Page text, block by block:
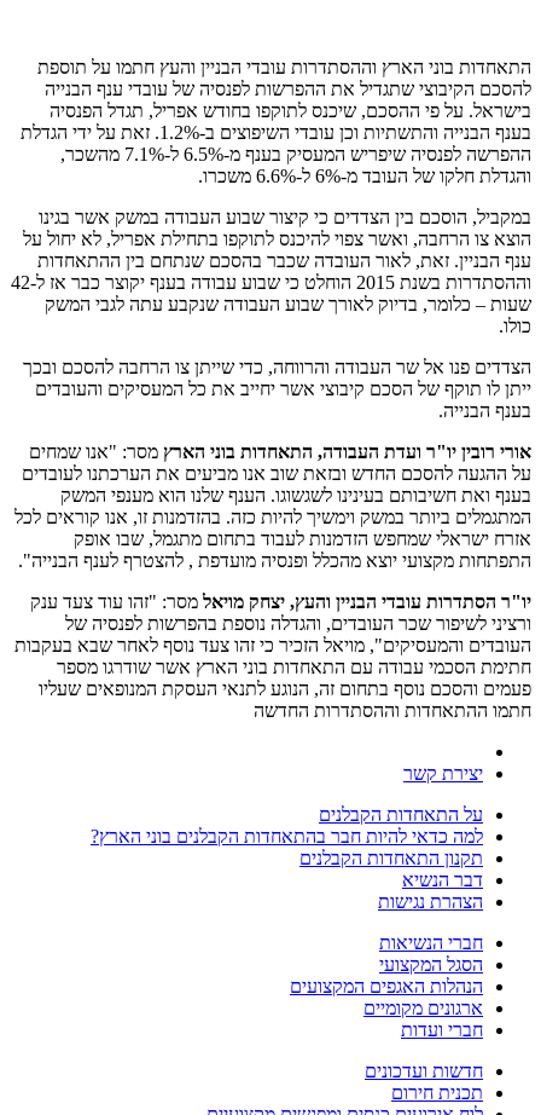
התאחדות בוני הארץ וההסתדרות עובדי הבניין והעץ חתמו על תוספת
להסכם הקיבוצי שתגדיל את ההפרשות לפנסיה של עובדי ענף הבנייה
בישראל. על פי ההסכם, שיכנס לתוקפו בחודש אפריל, תגדל הפנסיה
בענף הבנייה והתשתיות וכן עובדי השיפוצים ב-1.2%. זאת על ידי הגדלת
ההפרשה לפנסיה שיפריש המעסיק בענף מ-6.5% ל-7.1% מהשכר,
והגדלת חלקו של העובד מ-6% ל-6.6% משכרו.
במקביל, הוסכם בין הצדדים כי קיצור שבוע העבודה במשק אשר בגינו
הוצא צו הרחבה, ואשר צפוי להיכנס לתוקפו בתחילת אפריל, לא יחול על
ענף הבניין. זאת, לאור העובדה שכבר בהסכם שנתחם בין ההתאחדות
וההסתדרות בשנת 2015 הוחלט כי שבוע עבודה בענף יקוצר כבר אז ל-42
שעות – כלומר, בדיוק לאורך שבוע העבודה שנקבע עתה לגבי המשק
כולו.
הצדדים פנו אל שר העבודה והרווחה, כדי שייתן צו הרחבה להסכם ובכך
ייתן לו תוקף של הסכם קיבוצי אשר יחייב את כל המעסיקים והעובדים
בענף הבנייה.
אורי רובין יו"ר ועדת העבודה, התאחדות בוני הארץ מסר: "אנו שמחים
על ההגעה להסכם החדש ובזאת שוב אנו מביעים את הערכתנו לעובדים
בענף ואת חשיבותם בעינינו לשגשוגו. הענף שלנו הוא מענפי המשק
המתגמלים ביותר במשק וימשיך להיות כזה. בהזדמנות זו, אנו קוראים לכל
אזרח ישראלי שמחפש הזדמנות לעבוד בתחום מתגמל, שבו אופק
התפתחות מקצועי יוצא מהכלל ופנסיה מועדפת , להצטרף לענף הבנייה".
יו"ר הסתדרות עובדי הבניין והעץ, יצחק מויאל מסר: "זהו עוד צעד ענק
ורציני לשיפור שכר העובדים, והגדלה נוספת בהפרשות לפנסיה של
העובדים והמעסיקים", מויאל הזכיר כי זהו צעד נוסף לאחר שבא בעקבות
חתימת הסכמי עבודה עם התאחדות בוני הארץ אשר שודרגו מספר
פעמים והסכם נוסף בתחום זה, הנוגע לתנאי העסקת המנופאים שעליו
חתמו ההתאחדות וההסתדרות החדשה
יצירת קשר
על התאחדות הקבלנים
למה כדאי להיות חבר בהתאחדות הקבלנים בוני הארץ?
תקנון התאחדות הקבלנים
דבר הנשיא
הצהרת נגישות
חברי הנשיאות
הסגל המקצועי
הנהלות האגפים המקצועים
ארגונים מקומיים
חברי ועדות
חדשות ועדכונים
תכנית חירום